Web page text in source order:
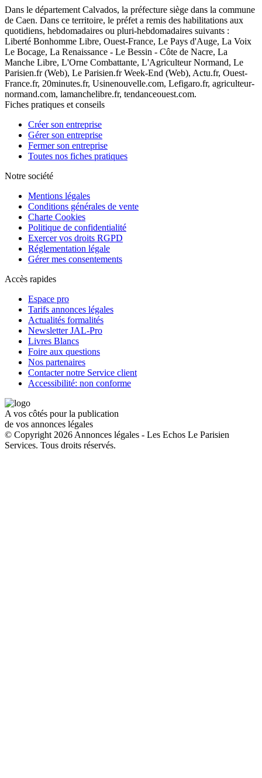
Dans le département Calvados, la préfecture siège dans la commune
de Caen. Dans ce territoire, le préfet a remis des habilitations aux
quotidiens, hebdomadaires ou pluri-hebdomadaires suivants :
Liberté Bonhomme Libre, Ouest-France, Le Pays d'Auge, La Voix
Le Bocage, La Renaissance - Le Bessin - Côte de Nacre, La
Manche Libre, L'Orne Combattante, L'Agriculteur Normand, Le
Parisien.fr (Web), Le Parisien.fr Week-End (Web), Actu.fr, Ouest-
France.fr, 20minutes.fr, Usinenouvelle.com, Lefigaro.fr, agriculteur-
normand.com, lamanchelibre.fr, tendanceouest.com.
Fiches pratiques et conseils
Créer son entreprise
Gérer son entreprise
Fermer son entreprise
Toutes nos fiches pratiques
Notre société
Mentions légales
Conditions générales de vente
Charte Cookies
Politique de confidentialité
Exercer vos droits RGPD
Réglementation légale
Gérer mes consentements
Accès rapides
Espace pro
Tarifs annonces légales
Actualités formalités
Newsletter JAL-Pro
Livres Blancs
Foire aux questions
Nos partenaires
Contacter notre Service client
Accessibilité: non conforme
A vos côtés pour la publication
de vos annonces légales
© Copyright 2026 Annonces légales - Les Echos Le Parisien
Services. Tous droits réservés.